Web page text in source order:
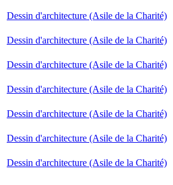
Dessin d'architecture (Asile de la Charité)
Dessin d'architecture (Asile de la Charité)
Dessin d'architecture (Asile de la Charité)
Dessin d'architecture (Asile de la Charité)
Dessin d'architecture (Asile de la Charité)
Dessin d'architecture (Asile de la Charité)
Dessin d'architecture (Asile de la Charité)